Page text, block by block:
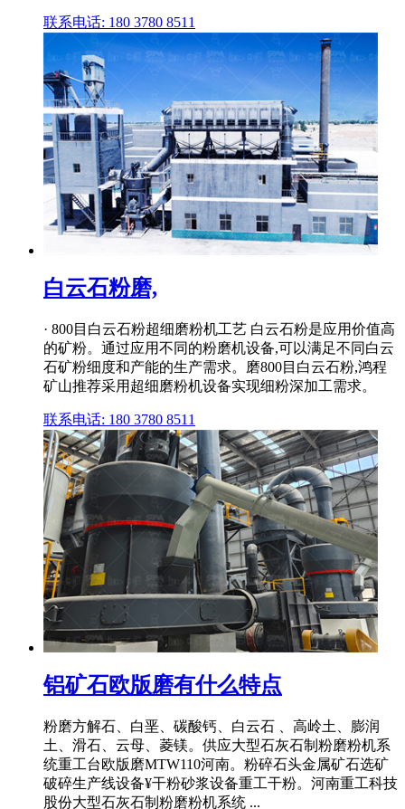
联系电话: 180 3780 8511
白云石粉磨,
· 800目白云石粉超细磨粉机工艺 白云石粉是应用价值高
的矿粉。通过应用不同的粉磨机设备,可以满足不同白云
石矿粉细度和产能的生产需求。磨800目白云石粉,鸿程
矿山推荐采用超细磨粉机设备实现细粉深加工需求。
联系电话: 180 3780 8511
铝矿石欧版磨有什么特点
粉磨方解石、白垩、碳酸钙、白云石 、高岭土、膨润
土、滑石、云母、菱镁。供应大型石灰石制粉磨粉机系
统重工台欧版磨MTW110河南。粉碎石头金属矿石选矿
破碎生产线设备¥干粉砂浆设备重工干粉。河南重工科技
股份大型石灰石制粉磨粉机系统 ...